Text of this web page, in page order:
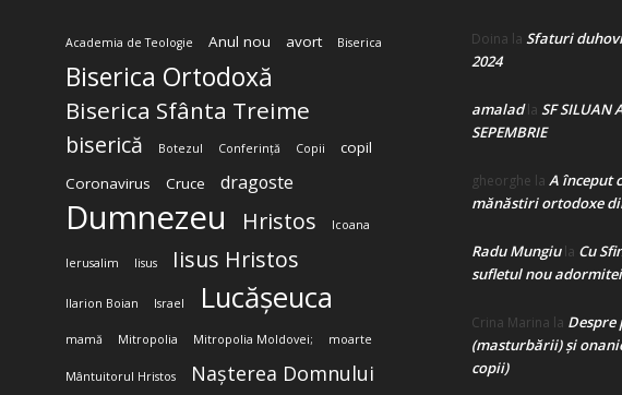
Academia de Teologie Anul nou avort Biserica
Biserica Ortodoxă
Biserica Sfânta Treime
biserică Botezul Conferință Copii
copil
Coronavirus
Cruce dragoste
Dumnezeu Hristos Icoana
Ierusalim Iisus Iisus Hristos
Ilarion Boian Israel Lucășeuca
mamă Mitropolia Mitropolia Moldovei; moarte
Mântuitorul Hristos Nașterea Domnului
Doina la Sfaturi
2024
amaladla SF SILUAN
SEPEMBRIE
gheorghe la A început
mănăstiri ortodoxe
Radu Mungiula Cu
sufletul nou
Crina Marina la
(masturbării) şi
copii)